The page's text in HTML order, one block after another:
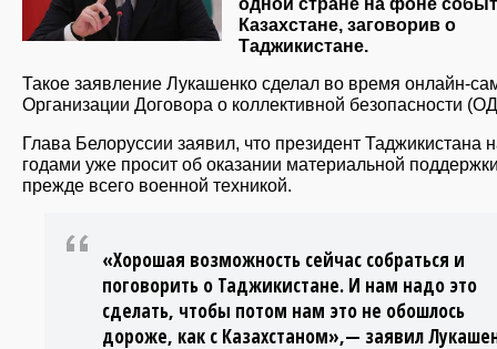
Казахстане, заговорив о
Таджикистане.
Такое заявление Лукашенко сделал во время онлайн-
Организации Договора о коллективной безопасности
Глава Белоруссии заявил, что президент Таджикистана
годами уже просит об оказании материальной
прежде всего военной техникой.
«Хорошая возможность сейчас собраться и
поговорить о Таджикистане. И нам надо это
сделать, чтобы потом нам это не обошлось
дороже, как с Казахстаном»,— заявил